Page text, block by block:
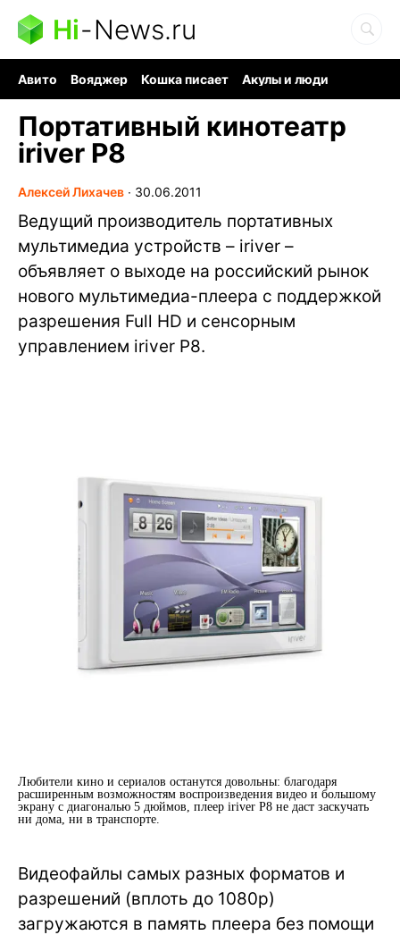
Hi-News.ru
Авито Вояджер Кошка писает
Акулы и люди
Портативный кинотеатр
iriver P8
Алексей Лихачев ∙ 30.06.2011
Ведущий производитель портативных
мультимедиа устройств – iriver –
объявляет о выходе на российский рынок
нового мультимедиа-плеера с поддержкой
разрешения Full HD и сенсорным
управлением iriver P8.
Любители кино и сериалов останутся довольны: благодаря
расширенным возможностям воспроизведения видео и большому
экрану с диагональю 5 дюймов, плеер iriver P8 не даст заскучать
ни дома, ни в транспорте.
Видеофайлы самых разных форматов и
разрешений (вплоть до 1080p)
загружаются в память плеера без помощи